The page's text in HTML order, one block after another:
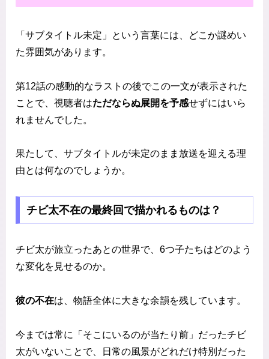
「サブタイトル未定」という言葉には、どこか謎めい
た雰囲気があります。
第12話の感動的なラストの後でこの一文が表示された
ことで、視聴者はただならぬ展開を予感せずにはいら
れませんでした。
果たして、サブタイトルが未定のまま放送を迎える理
由とは何なのでしょうか。
チビ太不在の最終回で描かれるものは？
チビ太が旅立ったあとの世界で、6つ子たちはどのよう
な変化を見せるのか。
彼の不在は、物語全体に大きな余韻を残しています。
今までは常に「そこにいるのが当たり前」だったチビ
太がいないことで、日常の風景がどれだけ特別だった